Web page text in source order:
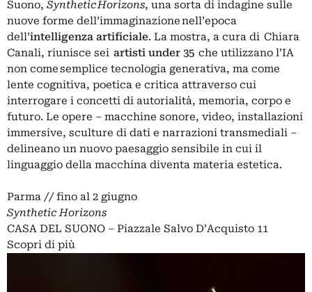
Suono, Synthetic Horizons, una sorta di indagine sulle
nuove forme dell’immaginazione nell’epoca
dell’intelligenza artificiale. La mostra, a cura di Chiara
Canali, riunisce sei artisti under 35 che utilizzano l’IA
non come semplice tecnologia generativa, ma come
lente cognitiva, poetica e critica attraverso cui
interrogare i concetti di autorialità, memoria, corpo e
futuro. Le opere – macchine sonore, video, installazioni
immersive, sculture di dati e narrazioni transmediali –
delineano un nuovo paesaggio sensibile in cui il
linguaggio della macchina diventa materia estetica.
Parma // fino al 2 giugno
Synthetic Horizons
CASA DEL SUONO – Piazzale Salvo D’Acquisto 11
Scopri di più